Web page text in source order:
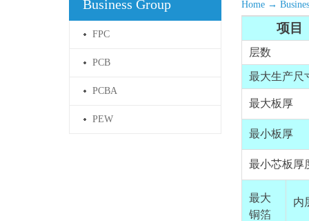
Business Group
FPC
PCB
PCBA
PEW
Home →
项目
层数
最大生产尺
最大板厚
最小板厚
最小芯板厚
最大
铜箔
内